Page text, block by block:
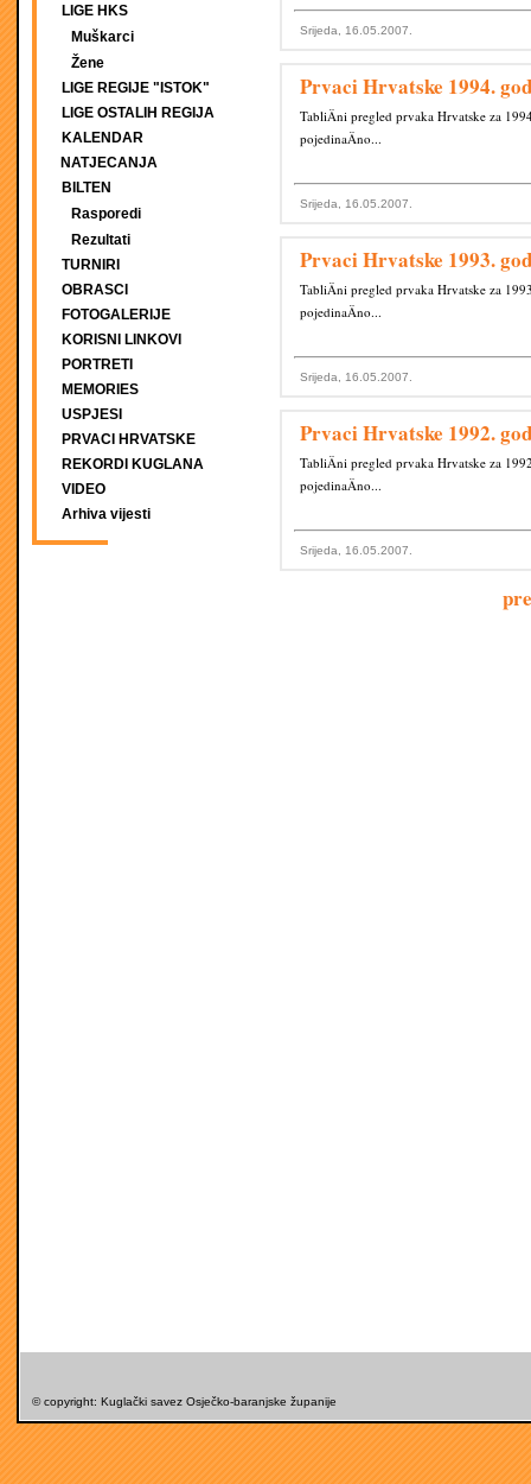
LIGE HKS
Muškarci
Žene
LIGE REGIJE "ISTOK"
LIGE OSTALIH REGIJA
KALENDAR
NATJECANJA
BILTEN
Rasporedi
Rezultati
TURNIRI
OBRASCI
FOTOGALERIJE
KORISNI LINKOVI
PORTRETI
MEMORIES
USPJESI
PRVACI HRVATSKE
REKORDI KUGLANA
VIDEO
Arhiva vijesti
Srijeda, 16.05.2007.
Prvaci Hrvatske 1994.
TabliÄni pregled prvaka Hrvatske za
pojedinaÄno...
Srijeda, 16.05.2007.
Prvaci Hrvatske 1993.
TabliÄni pregled prvaka Hrvatske za
pojedinaÄno...
Srijeda, 16.05.2007.
Prvaci Hrvatske 1992.
TabliÄni pregled prvaka Hrvatske za
pojedinaÄno...
Srijeda, 16.05.2007.
© copyright: Kuglački savez Osječko-baranjske županije